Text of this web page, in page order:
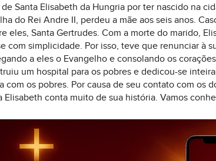
Santa Elisabeth da Hungria por ter nascido na
do Rei Andre II, perdeu a mãe aos seis anos.
eles, Santa Gertrudes. Com a morte do marido,
com simplicidade. Por isso, teve que renunciar à
a eles o Evangelho e consolando os
um hospital para os pobres e dedicou-se
com os pobres. Por causa de seu contato com os
Elisabeth conta muito de sua história. Vamos